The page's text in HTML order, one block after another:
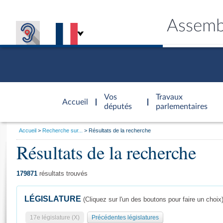
Accueil
d'accueil
Vos
députés
Travaux
parlementaires
Général
Vous
Accueil Recherche sur... Résultats de la recherche
Résultats de la recherche
179871 résultats trouvés
LÉGISLATURE (Cliquez sur l'un des boutons pour faire un choix)
17e législature (X) Précédentes législatures